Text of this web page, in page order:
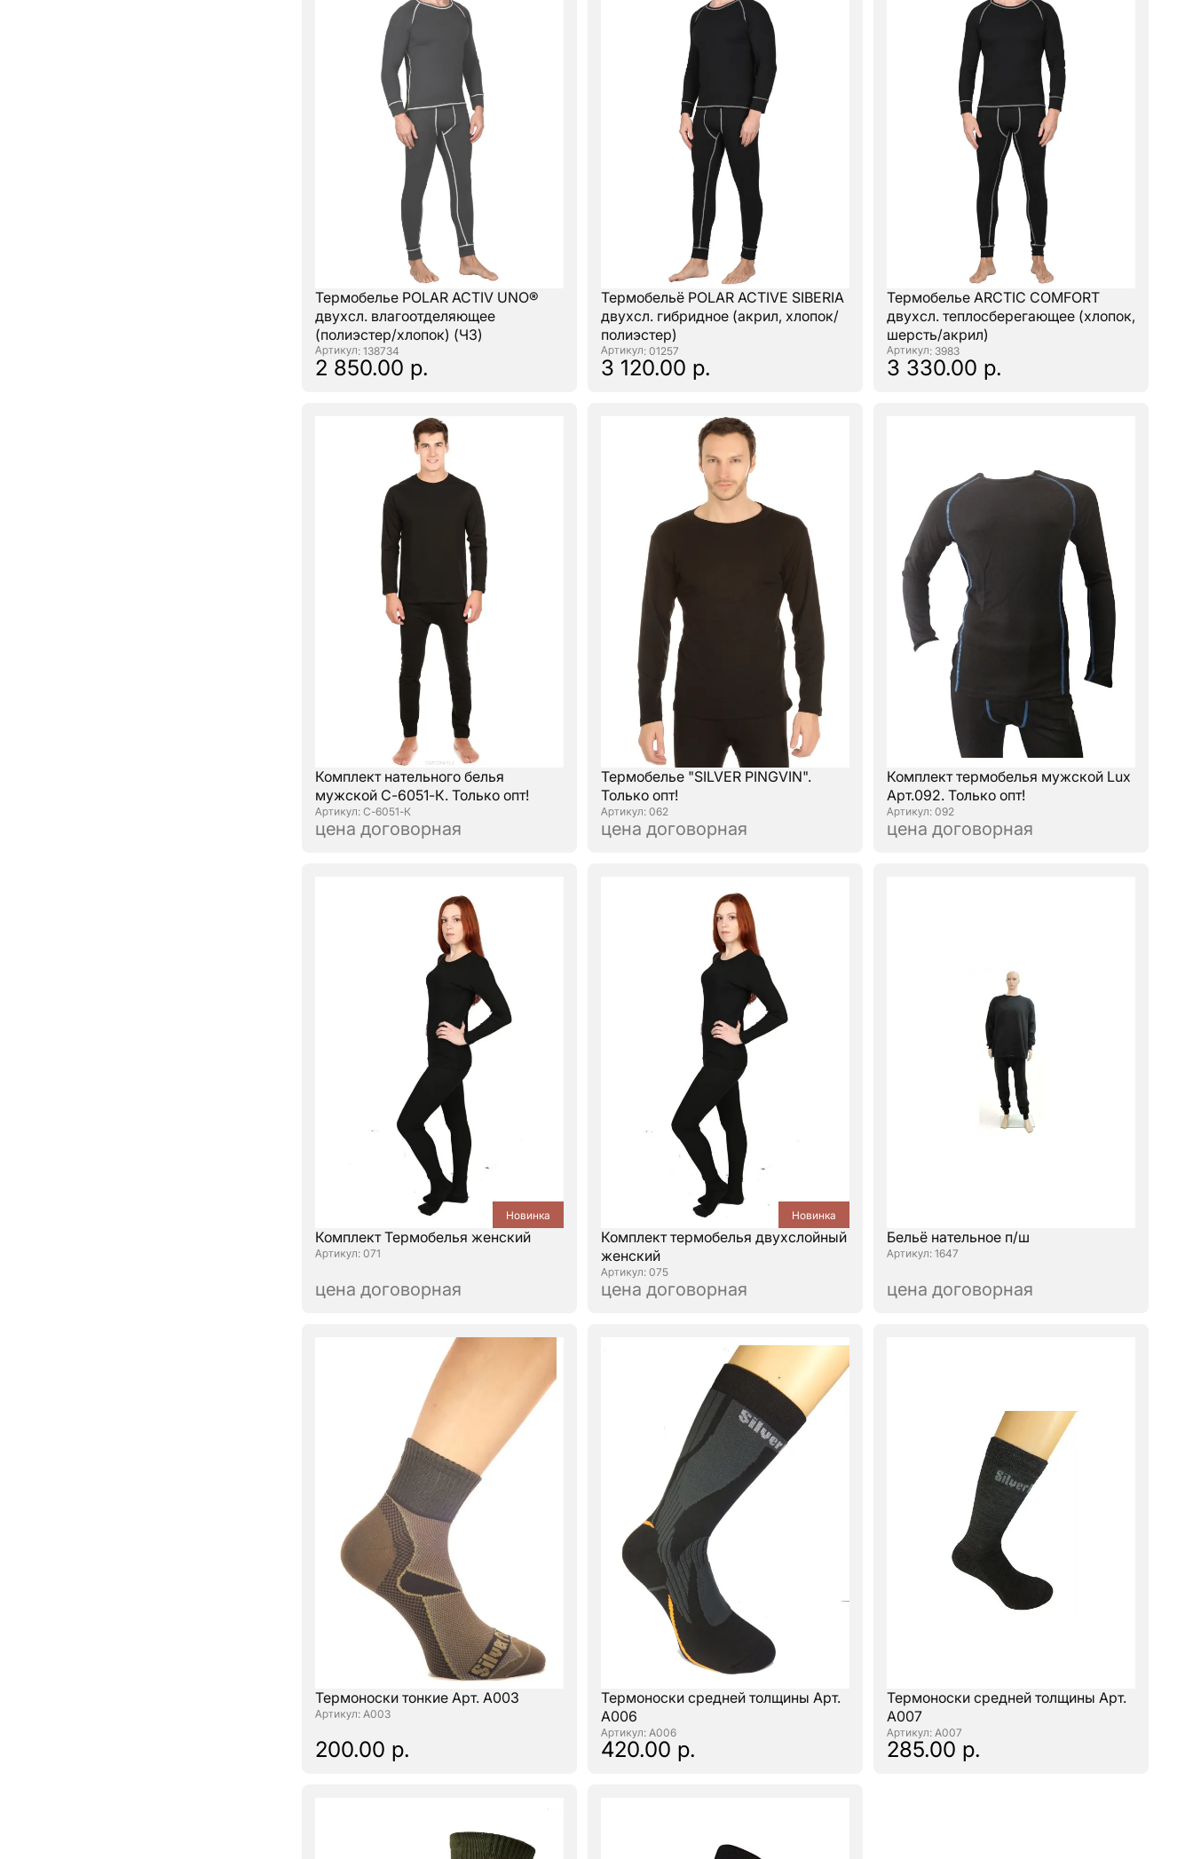
Термобелье POLAR ACTIV UNO®
двухсл. влагоотделяющее
(полиэстер/хлопок) (ЧЗ)
: 138734
2 850.00 р.
Термобельё POLAR ACTIVE SIBERIA
двухсл. гибридное (акрил, хлопок/
полиэстер)
: 01257
3 120.00 р.
Термобелье ARCTIC COMFORT
двухсл. теплосберегающее (хлопок,
шерсть/акрил)
: 3983
3 330.00 р.
Комплект нательного белья
мужской С-6051-К. Только опт!
: С-6051-К
цена договорная
Термобелье "SILVER PINGVIN".
Только опт!
: 062
цена договорная
Комплект термобелья мужской Lux
Арт.092. Только опт!
: 092
цена договорная
Новинка
Комплект Термобелья женский
: 071
цена договорная
Новинка
Комплект термобелья двухслойный
женский
: 075
цена договорная
Бельё нательное п/ш
: 1647
цена договорная
Термоноски тонкие Арт. А003
: А003
200.00 р.
Термоноски средней толщины Арт.
А006
: А006
420.00 р.
Термоноски средней толщины Арт.
А007
: А007
285.00 р.